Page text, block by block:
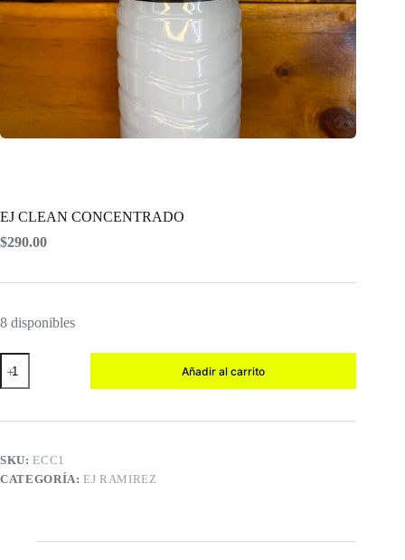
EJ CLEAN CONCENTRADO
$290.00
8 disponibles
EJ
CLEAN
CONCENTRADO
Añadir al carrito
SKU:ECC1
CATEGORÍA:EJ RAMIREZ